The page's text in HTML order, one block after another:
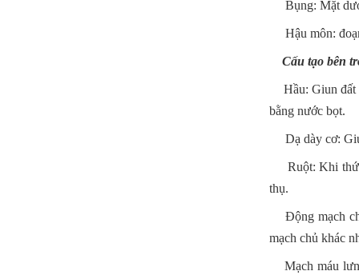
Bụng: Mặt dưới
Hậu môn:
Cấu tạo bên
Hầu: Giun đất
bằng nước bọt.
Dạ dày cơ:
Ruột: Khi thức
thụ.
Động mạch
mạch chủ khác
Mạch máu